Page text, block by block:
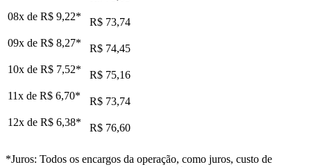
08x de R$ 9,22*
R$ 73,74
09x de R$ 8,27*
R$ 74,45
10x de R$ 7,52*
R$ 75,16
11x de R$ 6,70*
R$ 73,74
12x de R$ 6,38* R$ 76,60
*Juros: Todos os encargos da operação, como juros, custo de